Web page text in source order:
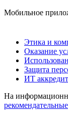
Мобильное
Этика и
Оказание
Защита
ИТ
На